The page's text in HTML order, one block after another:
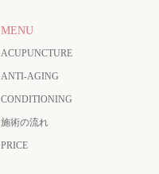
MENU
ACUPUNCTURE
ANTI-AGING
CONDITIONING
施術の流れ
PRICE